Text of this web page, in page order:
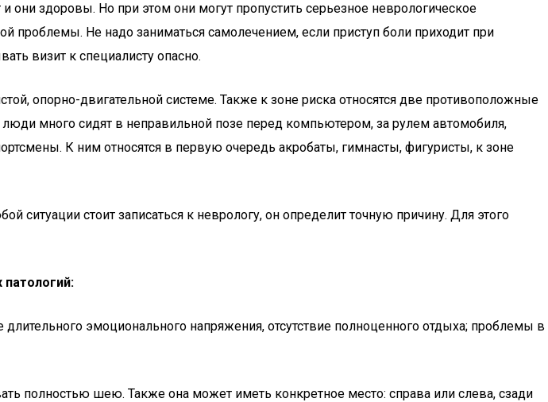
здоровы. Но при этом они могут пропустить серьезное неврологическое
проблемы. Не надо заниматься самолечением, если приступ боли приходит при
визит к специалисту опасно.
опорно-двигательной системе. Также к зоне риска относятся две противоположные
много сидят в неправильной позе перед компьютером, за рулем автомобиля,
К ним относятся в первую очередь акробаты, гимнасты, фигуристы, к зоне
ситуации стоит записаться к неврологу, он определит точную причину. Для этого
эмоционального напряжения, отсутствие полноценного отдыха; проблемы в
полностью шею. Также она может иметь конкретное место: справа или слева, сзади